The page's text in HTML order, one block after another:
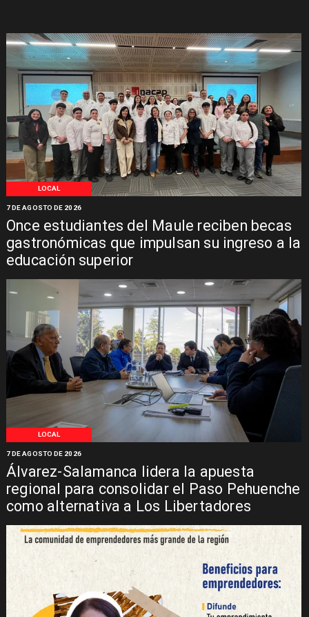
LOCAL
Once estudiantes del Maule reciben becas
gastronómicas que impulsan su ingreso a la
educación superior
7 DE AGOSTO DE 2026
LOCAL
Álvarez-Salamanca lidera la apuesta
regional para consolidar el Paso Pehuenche
como alternativa a Los Libertadores
7 DE AGOSTO DE 2026